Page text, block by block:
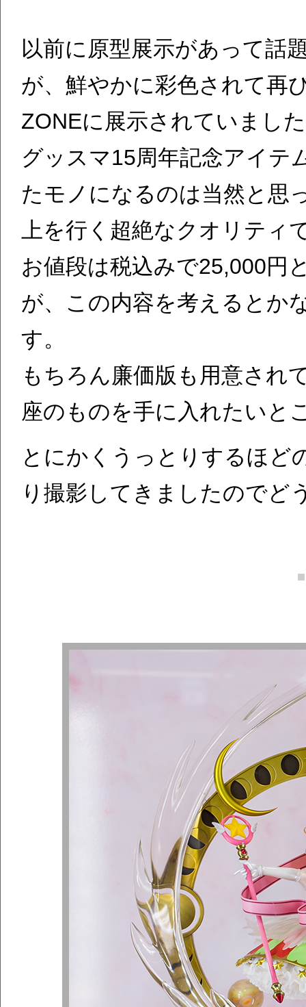
以前に原型展示があって話
が、鮮やかに彩色されて再
ZONEに展示されていまし
グッスマ15周年記念アイテ
たモノになるのは当然と思
上を行く超絶なクオリティ
お値段は税込みで25,000円
が、この内容を考えるとか
す。
もちろん廉価版も用意され
座のものを手に入れたいと
とにかくうっとりするほど
り撮影してきましたのでど